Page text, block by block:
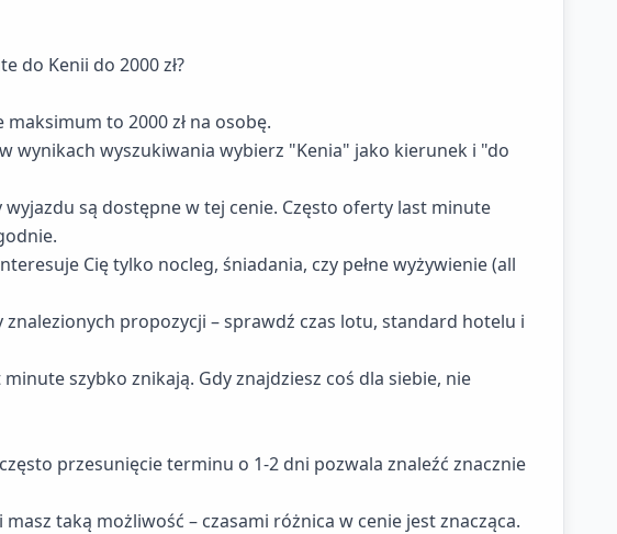
do Kenii do 2000 zł?
maksimum to 2000 zł na osobę.
wynikach wyszukiwania wybierz "Kenia" jako kierunek i "do
wyjazdu są dostępne w tej cenie. Często oferty last minute
Cię tylko nocleg, śniadania, czy pełne wyżywienie (all
znalezionych propozycji – sprawdź czas lotu, standard hotelu i
szybko znikają. Gdy znajdziesz coś dla siebie, nie
przesunięcie terminu o 1-2 dni pozwala znaleźć znacznie
taką możliwość – czasami różnica w cenie jest znacząca.